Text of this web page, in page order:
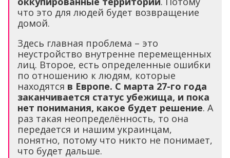
что это для людей будет возвращение
домой.
Здесь главная проблема – это
неустройство внутренне перемещенных
лиц. Второе, есть определенные ошибки
по отношению к людям, которые
находятся в Европе. С марта 27-го года
заканчивается статус убежища, и пока
нет понимания, какое будет решение. А
раз такая неопределённость, то она
передается и нашим украинцам,
понятно, потому что никто не понимает,
что будет дальше.